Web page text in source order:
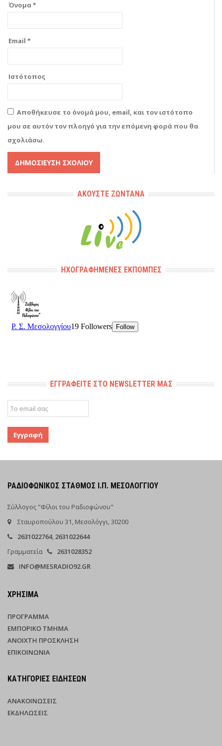
Όνομα*
Email *
Ιστότοπος
Αποθήκευσε το όνομά μου, email, και τον ιστότοπο
μου σε αυτόν τον πλοηγό για την επόμενη φορά που θα
σχολιάσω.
ΑΚΟΎΣΤΕ ΖΩΝΤΑΝΆ
ΗΧΟΓΡΑΦΗΜΈΝΕΣ ΕΚΠΟΜΠΈΣ
ΕΓΓΡΑΦΕΊΤΕ ΣΤΟ NEWSLETTER ΜΑΣ
ΡΑΔΙΟΦΩΝΙΚΌΣ ΣΤΑΘΜΌΣ Ι.Π. ΜΕΣΟΛΟΓΓΊΟΥ
Σύλλογος "Φίλοι του Ραδιοφώνου"
Σταυροπούλου 31, Μεσολόγγι, 30200
2631022764, 2631022644
Γραμματεία
2631028352
INFO@MESRADIO92.GR
ΧΡΉΣΙΜΑ
ΠΡΌΓΡΑΜΜΑ
ΕΜΠΟΡΙΚΌ ΤΜΉΜΑ
ΑΝΟΙΧΤΉ ΠΡΌΣΚΛΗΣΗ
ΕΠΙΚΟΙΝΩΝΊΑ
ΚΑΤΗΓΟΡΊΕΣ ΕΙΔΉΣΕΩΝ
ΑΝΑΚΟΙΝΏΣΕΙΣ
ΕΚΔΗΛΏΣΕΙΣ